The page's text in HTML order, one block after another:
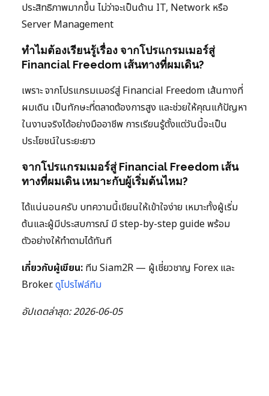
ประสิทธิภาพมากขึ้น ไม่ว่าจะเป็นด้าน IT, Network หรือ
Server Management
ทำไมต้องเรียนรู้เรื่อง จากโปรแกรมเมอร์สู่
Financial Freedom เส้นทางที่ผมเดิน?
เพราะ จากโปรแกรมเมอร์สู่ Financial Freedom เส้นทางที่
ผมเดิน เป็นทักษะที่ตลาดต้องการสูง และช่วยให้คุณแก้ปัญหา
ในงานจริงได้อย่างมืออาชีพ การเรียนรู้ตั้งแต่วันนี้จะเป็น
ประโยชน์ในระยะยาว
จากโปรแกรมเมอร์สู่ Financial Freedom เส้น
ทางที่ผมเดิน เหมาะกับผู้เริ่มต้นไหม?
ได้แน่นอนครับ บทความนี้เขียนให้เข้าใจง่าย เหมาะทั้งผู้เริ่ม
ต้นและผู้มีประสบการณ์ มี step-by-step guide พร้อม
ตัวอย่างให้ทำตามได้ทันที
เกี่ยวกับผู้เขียน: ทีม Siam2R — ผู้เชี่ยวชาญ Forex และ
Broker.ดูโปรไฟล์ทีม
อัปเดตล่าสุด: 2026-06-05